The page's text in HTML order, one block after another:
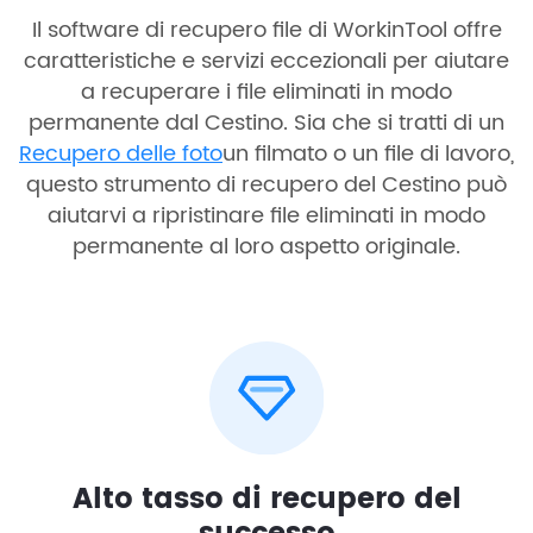
Il software di recupero file di WorkinTool offre
caratteristiche e servizi eccezionali per aiutare
a recuperare i file eliminati in modo
permanente dal Cestino. Sia che si tratti di un
Recupero delle fotoun filmato o un file di lavoro,
questo strumento di recupero del Cestino può
aiutarvi a ripristinare file eliminati in modo
permanente al loro aspetto originale.
Alto tasso di recupero del